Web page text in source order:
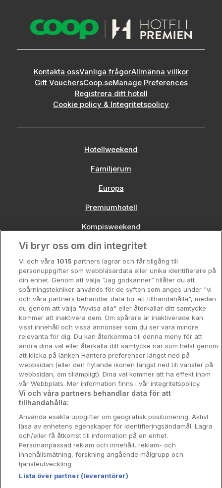
Kontakta ossVanliga frågorAllmänna villkor
Gift VouchersCoop.seManage Preferences
Registrera ditt hotell
Cookie policy & Integritetspolicy
Hotellweekend
Familjerum
Europa
Premiumhotell
Kompisweekend
Storstadsweekend
Hotellrum under 995 kr
Spahotell
Sydsverige
Om Hotellpremien
Nya hotell
Stadsweekend
Booking Enquiries:
Hotellsupport:scandinavian@digibreaks.com
Hotellpremien.se av en del av Coop
Sverige. Coop Sverige 171 88 Solna,
Telefon: 010-742 00 00, Org.nr: 556710-
Vi bryr oss om din integritet
Vi och våra 1015 partners lagrar och får tillgång till
personuppgifter som webbläsardata eller unika identifierare på
din enhet. Genom att välja ”Jag godkänner” tillåter du att
spårningstekniker används för de syften som anges under "vi
och våra partners behandlar data för att tillhandahålla", medan
du genom att välja "Avvisa alla" eller återkallar ditt samtycke
kommer att inaktivera dem. Om spårare är inaktiverade kan
visst innehåll och vissa annonser som du ser vara mindre
relevanta för dig. Du kan återkomma till denna meny för att
ändra dina val eller återkalla ditt samtycke när som helst genom
att klicka på länken Hantera preferenser längst ned på
webbsidan (eller den flytande ikonen längst ned till vänster på
webbsidan, om tillämpligt). Dina val kommer att ha effekt inom
vår Webbplats. Mer information finns i vår integritetspolicy.
Vi och våra partners behandlar data för att
tillhandahålla:
Använda exakta uppgifter om geografisk positionering. Aktivt
läsa av enhetens egenskaper för identifieringsändamål. Lagra
och/eller få åtkomst till information på en enhet.
Personanpassad reklam och innehåll, reklam- och
innehållsmätning, forskning angående målgrupp och
tjänsteutveckling.
Lista över partner (leverantörer)